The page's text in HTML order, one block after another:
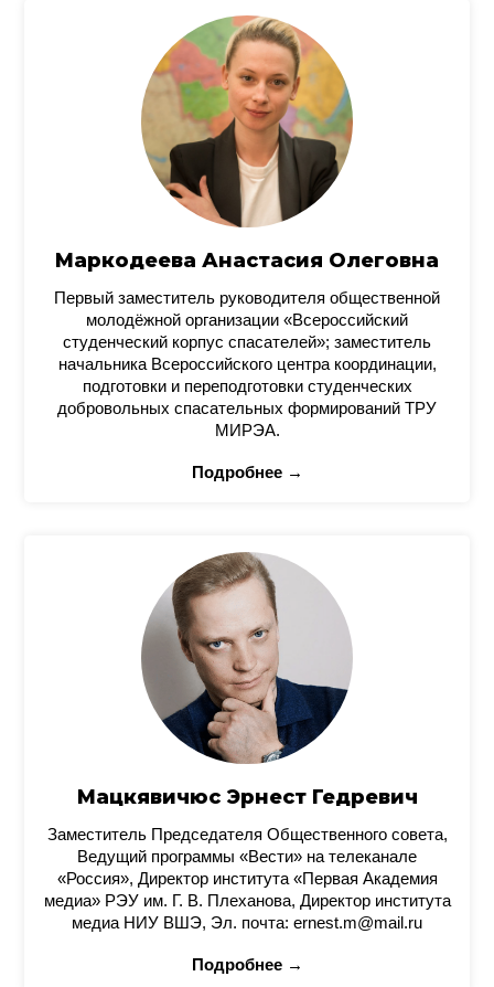
Маркодеева Анастасия Олеговна
Первый заместитель руководителя общественной
молодёжной организации «Всероссийский
студенческий корпус спасателей»; заместитель
начальника Всероссийского центра координации,
подготовки и переподготовки студенческих
добровольных спасательных формирований ТРУ
МИРЭА.
Подробнее →
Мацкявичюс Эрнест Гедревич
Заместитель Председателя Общественного совета,
Ведущий программы «Вести» на телеканале
«Россия», Директор института «Первая Академия
медиа» РЭУ им. Г. В. Плеханова, Директор института
медиа НИУ ВШЭ, Эл. почта: ernest.m@mail.ru
Подробнее →